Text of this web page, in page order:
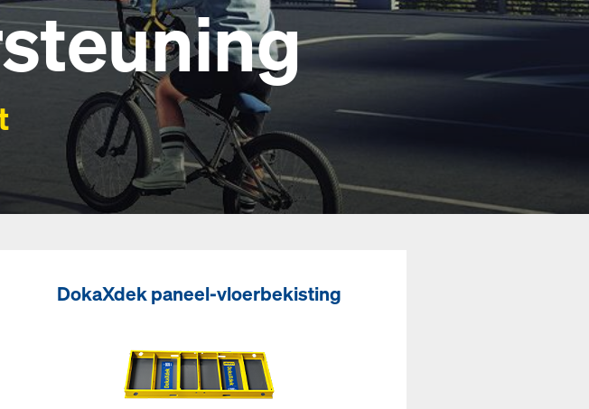
DokaXdek paneel-vloerbekisting